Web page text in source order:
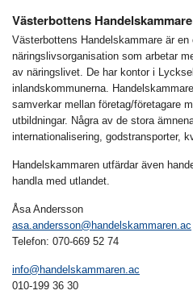
Västerbottens Handelskammare
Västerbottens Handelskammare är en
näringslivsorganisation som arbetar
av näringslivet. De har kontor i
inlandskommunerna.
samverkar mellan företag/företagare
utbildningar. Några av de stora
internationalisering, godstransporter,
Handelskammaren utfärdar även
handla med utlandet.
Åsa Andersson
asa.andersson@handelskammaren.ac
Telefon: 070-669 52 74
info@handelskammaren.ac
010-199 36 30